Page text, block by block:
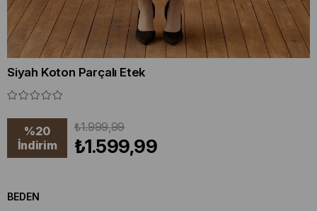
Siyah Koton Parçalı Etek
%20
İndirim
₺1.999,99
₺1.599,99
BEDEN